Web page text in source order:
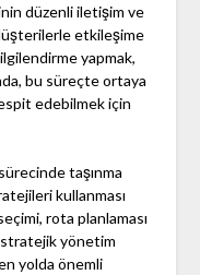
düzenli iletişim ve
etkileşime
yapmak,
bu süreçte ortaya
edebilmek için
taşınma
kullanması
rota planlaması
stratejik yönetim
yolda önemli